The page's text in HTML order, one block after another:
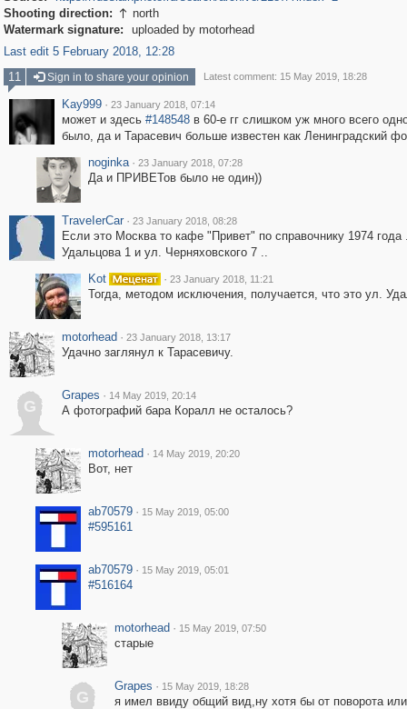
Shooting direction:  north
Watermark signature:
uploaded by motorhead
Last edit 5 February 2018, 12:28
11
Sign in to share your opinion Latest comment: 15 May 2019, 18:28
Kay999 · 23 January 2018, 07:14
может и здесь #148548в 60-е гг слишком уж много всего
было, да и Тарасевич больше известен как Ленинградский
noginka · 23 January 2018, 07:28
Да и ПРИВЕТов было не один))
ТrаvеIеrCar · 23 January 2018, 08:28
Если это Москва то кафе "Привет" по справочнику 1974 года
Удальцова 1 и ул. Черняховского 7 ..
Kot
· 23 January 2018, 11:21
Тогда, методом исключения, получается, что это ул.
motorhead · 23 January 2018, 13:17
Удачно заглянул к Тарасевичу.
G
Grapes · 14 May 2019, 20:14
А фотографий бара Коралл не осталось?
motorhead · 14 May 2019, 20:20
Вот, нет
ab70579 · 15 May 2019, 05:00
#595161
ab70579 · 15 May 2019, 05:01
#516164
motorhead · 15 May 2019, 07:50
старые
G
Grapes · 15 May 2019, 18:28
я имел ввиду общий вид,ну хотя бы от поворота